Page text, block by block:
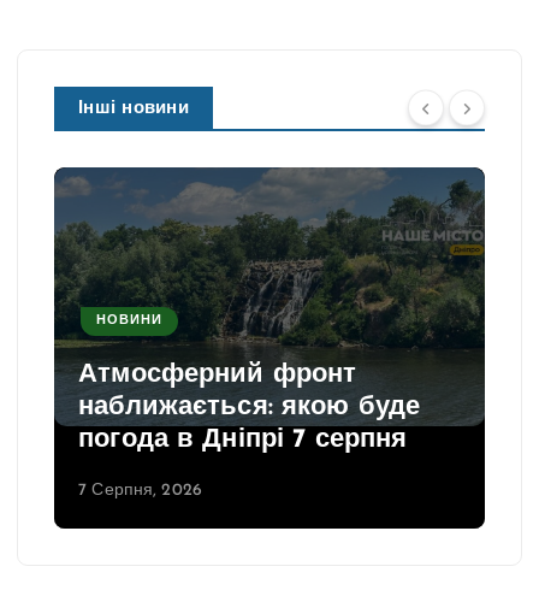
Інші новини
НОВИНИ
Атмосферний фронт
наближається: якою буде
погода в Дніпрі 7 серпня
7 Серпня, 2026